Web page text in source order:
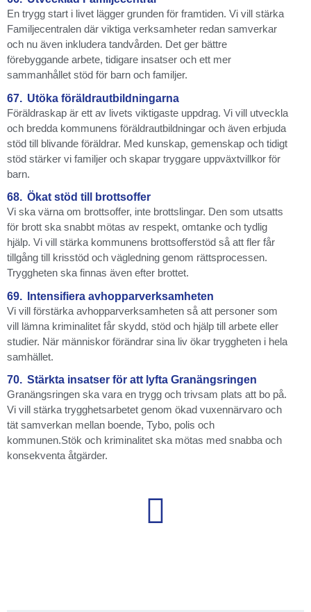
En trygg start i livet lägger grunden för framtiden. Vi vill stärka
Familjecentralen där viktiga verksamheter redan samverkar
och nu även inkludera tandvården. Det ger bättre
förebyggande arbete, tidigare insatser och ett mer
sammanhållet stöd för barn och familjer.
67. Utöka föräldrautbildningarna
Föräldraskap är ett av livets viktigaste uppdrag. Vi vill utveckla
och bredda kommunens föräldrautbildningar och även erbjuda
stöd till blivande föräldrar. Med kunskap, gemenskap och tidigt
stöd stärker vi familjer och skapar tryggare uppväxtvillkor för
barn.
68. Ökat stöd till brottsoffer
Vi ska värna om brottsoffer, inte brottslingar. Den som utsatts
för brott ska snabbt mötas av respekt, omtanke och tydlig
hjälp. Vi vill stärka kommunens brottsofferstöd så att fler får
tillgång till krisstöd och vägledning genom rättsprocessen.
Tryggheten ska finnas även efter brottet.
69.
Intensifiera avhopparverksamheten
Vi vill förstärka avhopparverksamheten så att personer som
vill lämna kriminalitet får skydd, stöd och hjälp till arbete eller
studier. När människor förändrar sina liv ökar tryggheten i hela
samhället.
70. Stärkta insatser för att lyfta Granängsringen
Granängsringen ska vara en trygg och trivsam plats att bo på.
Vi vill stärka trygghetsarbetet genom ökad vuxennärvaro och
tät samverkan mellan boende, Tybo, polis och
kommunen.Stök och kriminalitet ska mötas med snabba och
konsekventa åtgärder.